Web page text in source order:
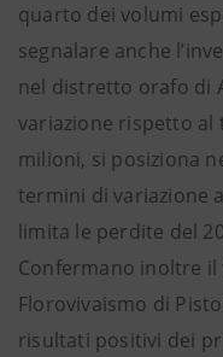
quarto dei volumi
segnalare anche
nel distretto orafo di
variazione rispetto al
milioni, si posiziona
termini di variazione
limita le perdite del
Confermano inoltre
Florovivaismo di
risultati positivi dei